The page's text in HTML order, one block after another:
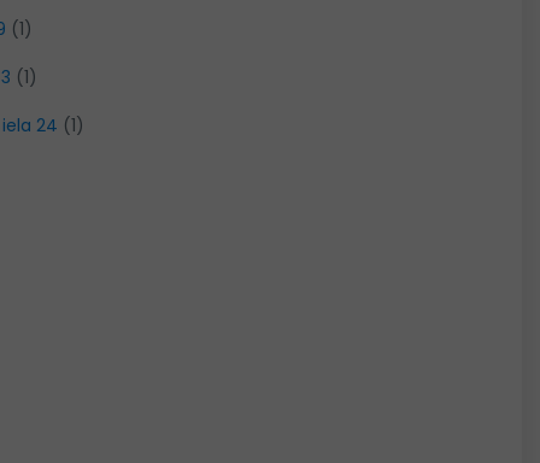
(1)
(1)
24 (1)